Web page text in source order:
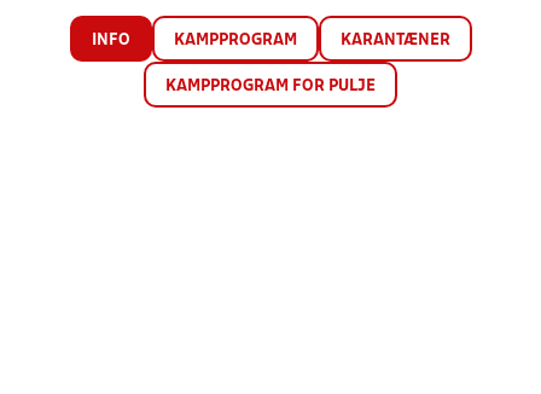
INFO KAMPPROGRAM KARANTÆNER
KAMPPROGRAM FOR PULJE